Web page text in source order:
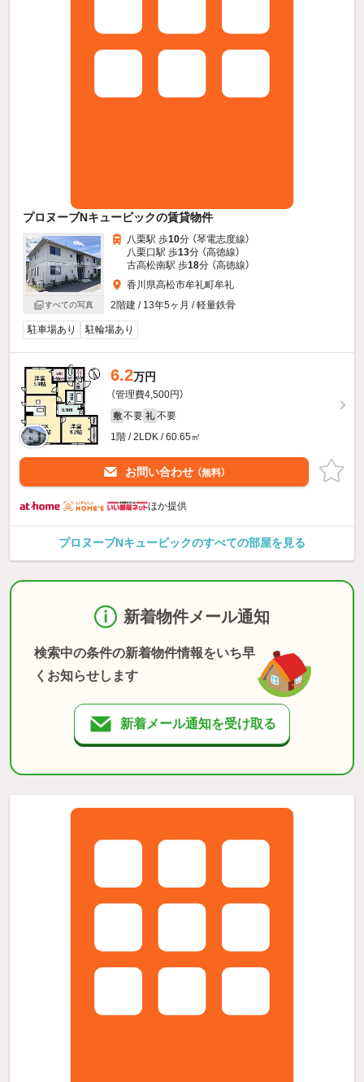
プロヌーブNキュービックの賃貸物件
すべての写真
八栗駅 歩10分 （琴電志度線）
八栗口駅 歩13分 （高徳線）
古高松南駅 歩18分 （高徳線）
香川県高松市牟礼町牟礼
2階建 / 13年5ヶ月 / 軽量鉄骨
駐車場あり 駐輪場あり
6.2万円
（管理費4,500円）
敷 不要 礼 不要
1階 / 2LDK / 60.65㎡
お問い合わせ （無料）
ほか提供
プロヌーブNキュービックのすべての部屋を見る
新着物件メール通知
検索中の条件の新着物件情報をいち早
くお知らせします
新着メール通知を受け取る